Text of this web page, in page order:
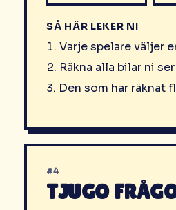
SÅ HÄR LEKER NI
Varje spelare väljer
Räkna alla bilar ni
Den som har räknat
#4
TJUGO